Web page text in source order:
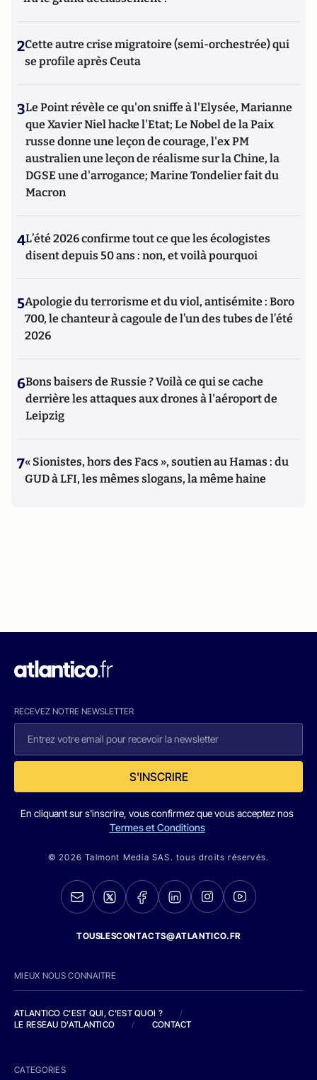
2Cette autre crise migratoire (semi-orchestrée) qui
se profile après Ceuta
3Le Point révèle ce qu'on sniffe à l'Elysée, Marianne
que Xavier Niel hacke l'Etat; Le Nobel de la Paix
russe donne une leçon de courage, l'ex PM
australien une leçon de réalisme sur la Chine, la
DGSE une d'arrogance; Marine Tondelier fait du
Macron
4L’été 2026 confirme tout ce que les écologistes
disent depuis 50 ans : non, et voilà pourquoi
5Apologie du terrorisme et du viol, antisémite : Boro
700, le chanteur à cagoule de l’un des tubes de l’été
2026
6Bons baisers de Russie ? Voilà ce qui se cache
derrière les attaques aux drones à l'aéroport de
Leipzig
7« Sionistes, hors des Facs », soutien au Hamas : du
GUD à LFI, les mêmes slogans, la même haine
RECEVEZ NOTRE NEWSLETTER
S'INSCRIRE
En cliquant sur s'inscrire, vous confirmez que vous acceptez nos
Termes et Conditions
© 2026 Talmont Media SAS. tous droits réservés.
TOUSLESCONTACTS@ATLANTICO.FR
MIEUX NOUS CONNAITRE
ATLANTICO C'EST QUI, C'EST QUOI ?
/
LE RESEAU D'ATLANTICO
/ CONTACT
CATEGORIES